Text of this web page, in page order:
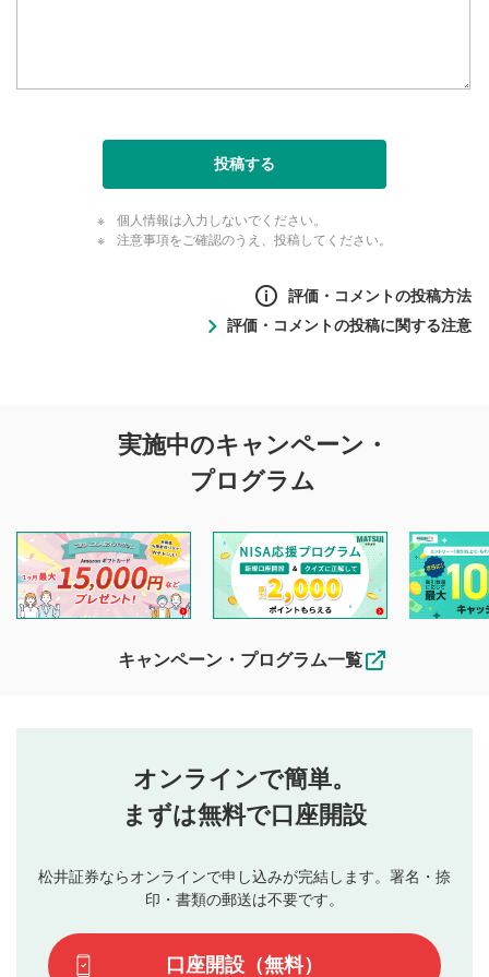
投稿する
個人情報は入力しないでください。
注意事項をご確認のうえ、投稿してください。
評価・コメントの投稿方法
投稿するボタン
星で評価をすると投稿できます。（お名前とコメント
3
動画の評価
です）
評価・コメントの投稿に関する注意
投稿に関する注意
を目的として、各動画コンテンツに、評価およびコメントの
投稿ができます。利用者は以下の注意事項をご理解のうえ、
閲覧および投稿を行うものとしてください。
他の利用者が動画を視聴される際の参考になるコメントをお
待ちしております。
なお、投稿をもって、本注意事項に同意されたものとみなし
行ってください。
当社は、利用者同士、もしくは利用者と第三者間のトラ
ブルによって生じた損害に対して一切の責任を負いませ
評価およびコメントは当社にて審査のうえ、掲載となり
ます。掲載されるまでに日数がかかる場合や掲載されない
てはお答えできません。各動画コンテンツへの掲載をもっ
て結果のご連絡といたします。ご了承ください。
実施中のキャンペーン・
プログラム
キャンペーン・プログラム一覧
オンラインで簡単。
まずは無料で口座開設
松井証券ならオンラインで申し込みが完結します。署名・捺
印・書類の郵送は不要です。
口座開設（無料）